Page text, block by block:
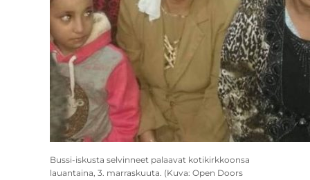
Bussi-iskusta selvinneet palaavat kotikirkkoonsa
lauantaina, 3. marraskuuta. (Kuva: Open Doors